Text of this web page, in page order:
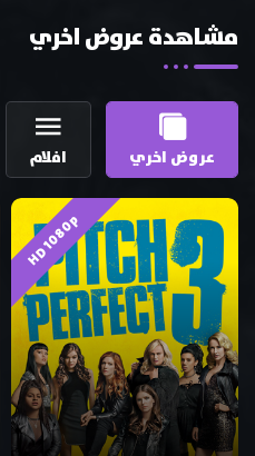
مشاهدة عروض اخري
عروض اخري افلام
HD 1080p